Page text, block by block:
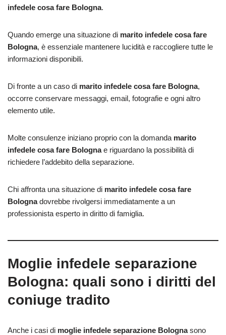
infedele cosa fare Bologna.
Quando emerge una situazione di marito infedele cosa fare
Bologna, è essenziale mantenere lucidità e raccogliere tutte le
informazioni disponibili.
Di fronte a un caso di marito infedele cosa fare Bologna,
occorre conservare messaggi, email, fotografie e ogni altro
elemento utile.
Molte consulenze iniziano proprio con la domanda marito
infedele cosa fare Bolognae riguardano la possibilità di
richiedere l’addebito della separazione.
Chi affronta una situazione di marito infedele cosa fare
Bolognadovrebbe rivolgersi immediatamente a un
professionista esperto in diritto di famiglia.
Moglie infedele separazione
Bologna: quali sono i diritti del
coniuge tradito
Anche i casi di moglie infedele separazione Bolognasono